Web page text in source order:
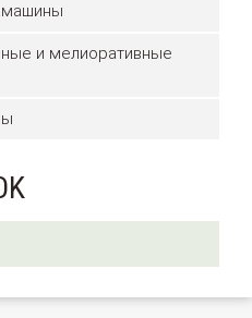
и мелиоративные